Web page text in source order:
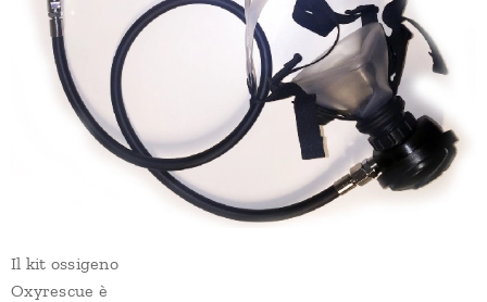
Il kit ossigeno
Oxyrescue è